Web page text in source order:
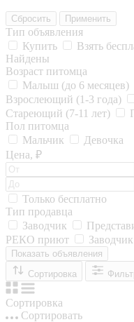
Сбросить Применить
Тип объявления
Купить
Взять
Найдены
Возраст питомца
Малыш (до 6 месяцев)
Взрослеющий (1-3 года)
Стареющий (7-11 лет)
Пол питомца
Мальчик
Девочка
Цена, ₽
Только бесплатно
Тип продавца
Заводчик
РЕКО приют
Показать объявления
Сортировка
Сортировка
Сортировать